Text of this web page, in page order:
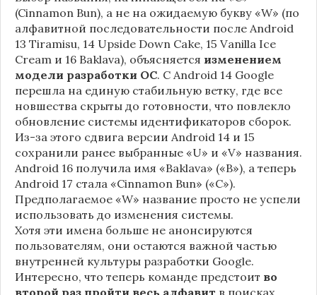
(Cinnamon Bun), а не на ожидаемую букву «W» (по
алфавитной последовательности после Android
13 Tiramisu, 14 Upside Down Cake, 15 Vanilla Ice
Cream и 16 Baklava), объясняется изменением
модели разработки ОС. С Android 14 Google
перешла на единую стабильную ветку, где все
новшества скрыты до готовности, что повлекло
обновление системы идентификаторов сборок.
Из-за этого сдвига версии Android 14 и 15
сохранили ранее выбранные «U» и «V» названия.
Android 16 получила имя «Baklava» («B»), а теперь
Android 17 стала «Cinnamon Bun» («C»).
Предполагаемое «W» название просто не успели
использовать до изменения системы.
Хотя эти имена больше не анонсируются
пользователям, они остаются важной частью
внутренней культуры разработки Google.
Интересно, что теперь команде предстоит во
второй раз пройти весь алфавит в поисках